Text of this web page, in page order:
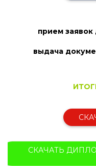
прием заявок
выдача
СКАЧАТЬ